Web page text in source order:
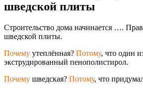
шведской плиты
Строительство дома начинается ….
шведской плиты.
Почему утеплённая? Потому, что один
экструдированный пенополистирол.
Почему шведская? Потому, что